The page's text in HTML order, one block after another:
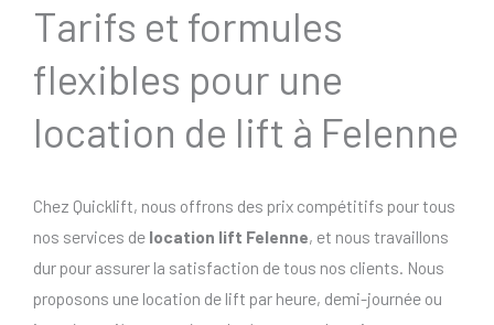
Tarifs et formules
flexibles pour une
location de lift à Felenne
Chez Quicklift, nous offrons des prix compétitifs pour tous
nos services de location lift Felenne, et nous travaillons
dur pour assurer la satisfaction de tous nos clients. Nous
proposons une location de lift par heure, demi-journée ou